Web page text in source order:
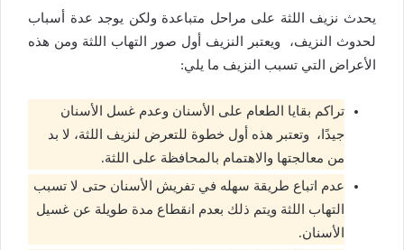
يحدث نزيف اللثة على مراحل متباعدة ولكن يوجد عدة أسباب
لحدوث النزيف، ويعتبر النزيف أول صور التهاب اللثة ومن هذه
الأعراض التي تسبب النزيف ما يلي:
تراكم بقايا الطعام على الأسنان وعدم غسل الأسنان
جيدًا، وتعتبر هذه أول خطوة للتعرض لنزيف اللثة، لا بد
من معالجتها والاهتمام بالمحافظة على اللثة.
عدم اتباع طريقة سهله في تفريش الأسنان حتى لا تسبب
التهاب اللثة ويتم ذلك بعدم انقطاع مدة طويلة عن غسيل
الأسنان.